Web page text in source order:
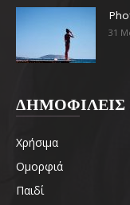
31
ΔΗΜΟΦΙΛΕΙΣ
Χρήσιμα
Ομορφιά
Παιδί